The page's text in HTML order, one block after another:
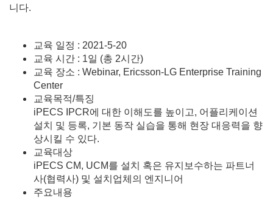
니다.
교육 일정 : 2021-5-20
교육 시간 : 1일 (총 2시간)
교육 장소 : Webinar, Ericsson-LG Enterprise Training
Center
교육목적/특징
iPECS IPCR에 대한 이해도를 높이고, 어플리케이션
설치 및 등록, 기본 동작 실습을 통해 현장 대응력을 향
상시킬 수 있다.
교육대상
iPECS CM, UCM를 설치 혹은 유지보수하는 파트너
사(협력사) 및 설치업체의 엔지니어
주요내용